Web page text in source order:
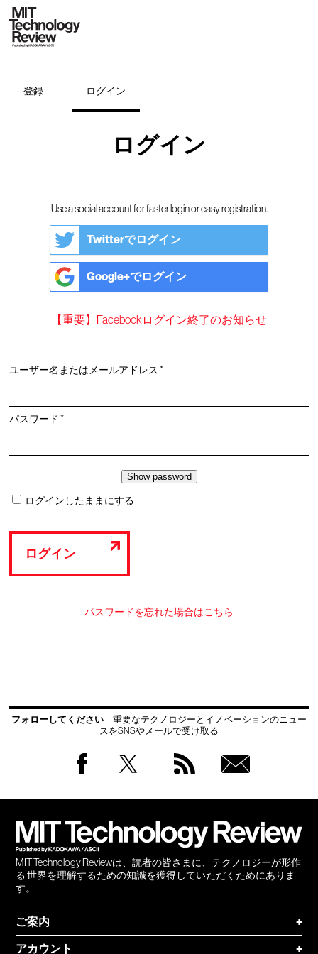
登録 ログイン
ログイン
Use a social account for faster login or easy registration.
Twitterでログイン
Google+でログイン
【重要】Facebookログイン終了のお知らせ
ユーザー名またはメールアドレス*必
パスワード*必
ログインしたままにする
ログイン
パスワードを忘れた場合はこちら
フォローしてください
重要なテクノロジーとイノベーションのニュー
スをSNSやメールで受け取る
MIT Technology Reviewは、読者の皆さまに、テクノロジーが形作
る 世界を理解するための知識を獲得していただくためにありま
す。
ご案内
+
アカウント
+